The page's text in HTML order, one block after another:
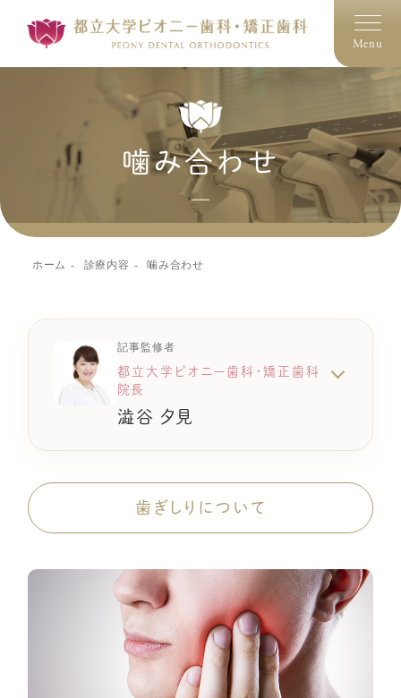
Menu
噛み合わせ
ホーム 診療内容 噛み合わせ
記事監修者
都立大学ピオニー歯科・矯正歯科
院長
澁谷 夕見
歯ぎしりについて